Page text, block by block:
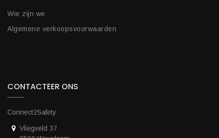
Wie zijn we
Algemene verkoopsvoorwaarden
CONTACTEER ONS
Connect2Safety
Vliegveld 37